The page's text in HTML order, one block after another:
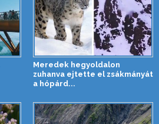
Meredek hegyoldalon
zuhanva ejtette el zsákmányát
a hópárd...